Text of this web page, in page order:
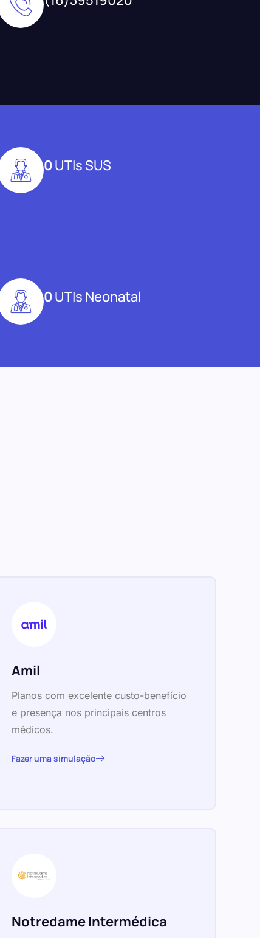
0 UTIs SUS
0 UTIs Neonatal
Amil
Planos com excelente custo-benefício
e presença nos principais centros
médicos.
Fazer uma simulação
Notredame Intermédica